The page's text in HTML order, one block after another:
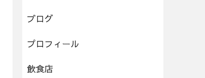
ブログ
プロフィール
飲食店